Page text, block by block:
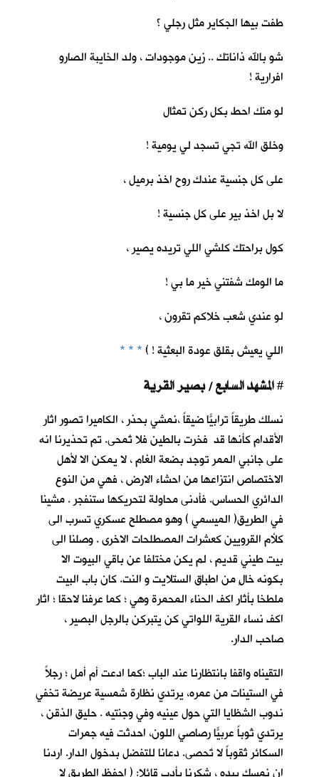
طفت بيها الجكاير مثل رجلي ؟
شو بالله ذاناتك .. زين موجودات ، ولد الخايبة الصارو
افرارية !
لو منك احط بكل ركن تمثال
وخلق الله تجي تسجد لي يومية !
على كل جنسية عندك روح اخذ برميل ،
لا بل اخذ بير على كل جنسية !
كول براحتك كلشي اللي تريده يصير ،
ما الومك شفتني خير ما بي !
لو عندي شعب خلاكم تقرون ،
اللي يعيش بقلق عودة البعثية ! )* * *
# المشهد السابع / بصير القرية
نسلك طريقاً ترابيّاً ضيقاً ،نمشي بحذر ، الكاميرا تصور اثار
الأقدام كأنها قد فخرت بالطين فلا تُمحى. تم تحذيرنا انه
على جانبي الممر توجد بضعة الغام ، لا يمكن الا لأهل
الاختصاص انتزاعها من احشاء الارض ، فهي من النوع
الدائري الحساس. فأدنى محاولة لتحريكها ستنفجر . مشينا
في الطريق( الميسمي ) وهو مصطلح عسكري تسرب الى
كلأم القرويين كعشرات المصطلحات الاخرى . وصلنا الى
بيت طيني قديم ، لم يكن مختلفا عن باقي البيوت الا
بكونه خالٍ من اطباق الستلايت و النت. كان باب البيت
ملطخا بأثار اكف الحناء المحمرة وهي ؛ كما عرفنا لاحقا ؛ اثار
اكف نساء القرية اللواتي كن يتبركن بالرجل البصير ،
صاحب الدار.
التقيناه واقفا بانتظارنا عند الباب ؛كما ادعت أم أمل ؛ رجلاً
في الستينات من عمره، يرتدي نظارة شمسية عريضة تخفي
ندوب الشظايا التي حول عينيه وفي وجنتيه . حليق الذقن ،
يرتدي ثوباً عربيّاً رصاصي اللون، احدثت فيه جمرات
السكائر ثقوباً لا تٌحصى. دعانا للتفضل بدخول الدار. اردنا